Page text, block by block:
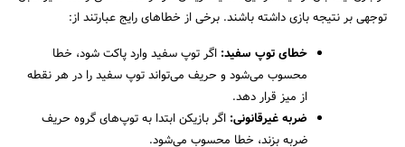
توجهی بر نتیجه بازی داشته باشند. برخی از خطاهای رایج عبارتند از:
خطای توپ سفید: اگر توپ سفید وارد پاکت شود، خطا
محسوب می‌شود و حریف می‌تواند توپ سفید را در هر نقطه
از میز قرار دهد.
ضربه غیرقانونی: اگر بازیکن ابتدا به توپ‌های گروه حریف
ضربه بزند، خطا محسوب می‌شود.